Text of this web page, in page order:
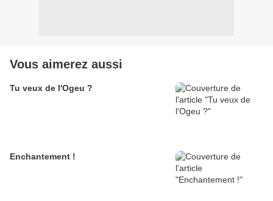
Vous aimerez aussi
Tu veux de l'Ogeu ?
Enchantement !